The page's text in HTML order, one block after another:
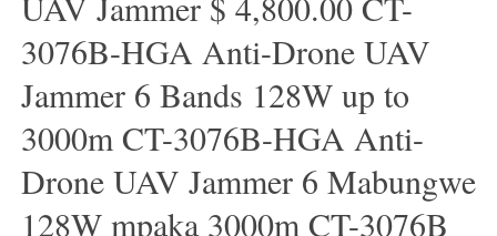
3076B-HGA Anti-Drone UAV
Jammer 6 Bands 128W up to
3000m CT-3076B-HGA Anti-
Drone UAV Jammer 6 Mabungwe
128W mpaka 3000m CT-3076B